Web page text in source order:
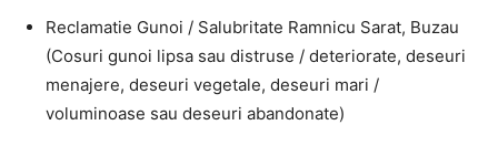
Reclamatie Gunoi / Salubritate Ramnicu Sarat, Buzau
(Cosuri gunoi lipsa sau distruse / deteriorate, deseuri
menajere, deseuri vegetale, deseuri mari /
voluminoase sau deseuri abandonate)